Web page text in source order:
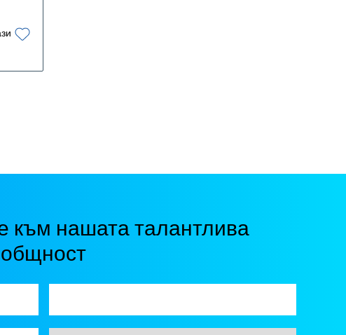
към нашата талантлива
общност